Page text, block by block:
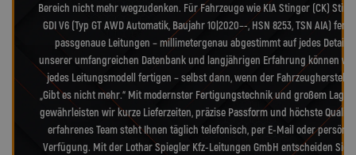
Bereich nicht mehr wegzudenken. Für Fahrzeuge wie KIA Stinger (CK)
GDI V6 (Typ GT AWD Automatik, Baujahr 10|2020–-, HSN 8253, TSN AIA)
passgenaue Leitungen – millimetergenau abgestimmt auf jedes Detail.
unserer umfangreichen Datenbank und langjährigen Erfahrung können
jedes Leitungsmodell fertigen – selbst dann, wenn der
„Gibt es nicht mehr.“ Mit modernster Fertigungstechnik und großem
gewährleisten wir kurze Lieferzeiten, präzise Passform und höchste
erfahrenes Team steht Ihnen täglich telefonisch, per E-Mail oder
Verfügung. Mit der Lothar Spiegler Kfz-Leitungen GmbH entscheiden Sie